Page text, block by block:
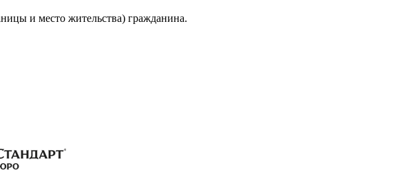
и место жительства) гражданина.